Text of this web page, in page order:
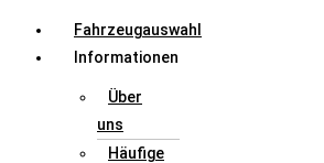
Fahrzeugauswahl
Informationen
Über
uns
Häufige